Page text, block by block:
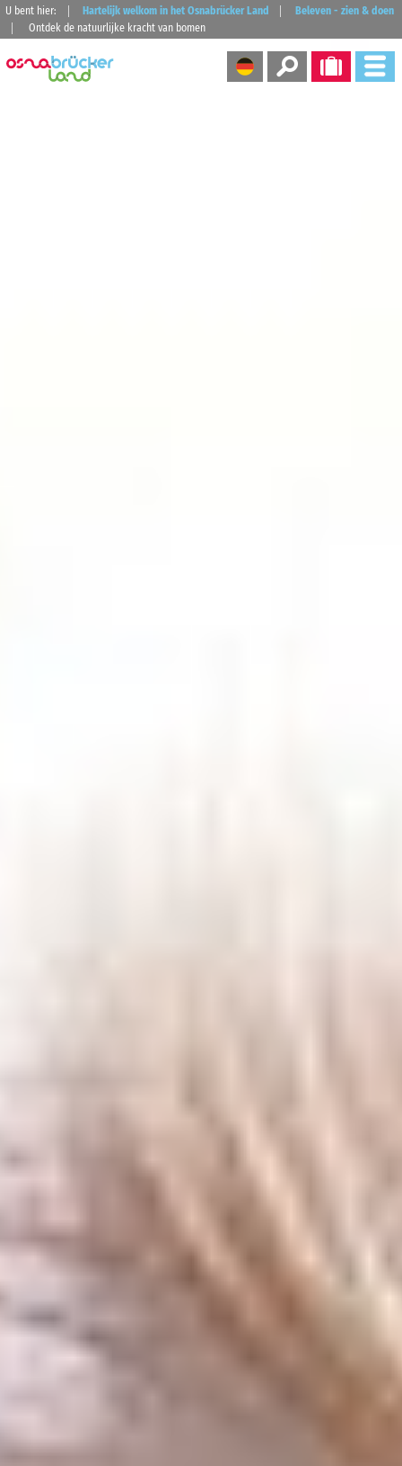
U bent hier: Hartelijk welkom in het Osnabrücker Land
Beleven - zien & doen
Ontdek de natuurlijke kracht van bomen